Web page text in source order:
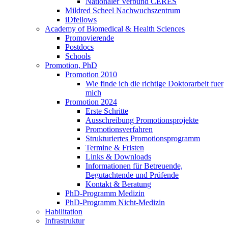
Mildred Scheel Nachwuchszentrum
iDfellows
Academy of Biomedical & Health Sciences
Promovierende
Postdocs
Schools
Promotion, PhD
Promotion 2010
Wie finde ich die richtige Doktorarbeit fuer
mich
Promotion 2024
Erste Schritte
Ausschreibung Promotionsprojekte
Promotionsverfahren
Strukturiertes Promotionsprogramm
Termine & Fristen
Links & Downloads
Informationen für Betreuende,
Begutachtende und Prüfende
Kontakt & Beratung
PhD-Programm Medizin
PhD-Programm Nicht-Medizin
Habilitation
Infrastruktur